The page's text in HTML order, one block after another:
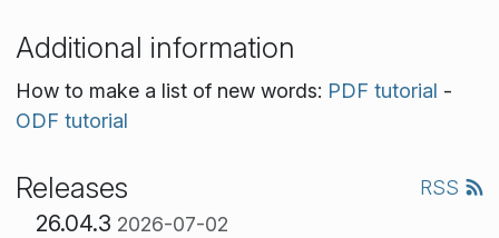
Additional information
How to make a list of new words: PDF tutorial -
ODF tutorial
Releases RSS
26.04.3 2026-07-02